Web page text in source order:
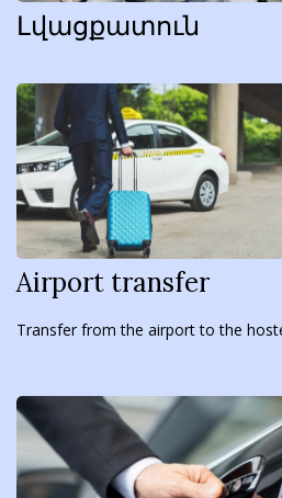
Լվացքատուն
Airport transfer
Transfer from the airport to the